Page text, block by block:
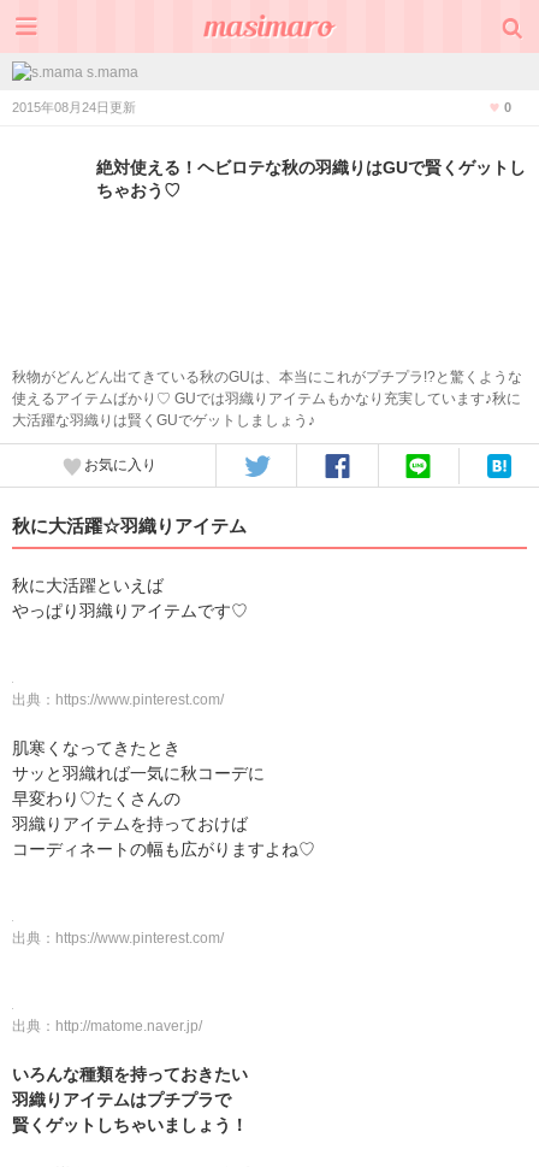
s.mama
2015年08月24日更新 0
絶対使える！ヘビロテな秋の羽織りはGUで賢くゲットし
ちゃおう♡
秋物がどんどん出てきている秋のGUは、本当にこれがプチプラ!?と驚くような
使えるアイテムばかり♡ GUでは羽織りアイテムもかなり充実しています♪秋に
大活躍な羽織りは賢くGUでゲットしましょう♪
お気に入り
秋に大活躍☆羽織りアイテム
秋に大活躍といえば
やっぱり羽織りアイテムです♡
出典： https://www.pinterest.com/
肌寒くなってきたとき
サッと羽織れば一気に秋コーデに
早変わり♡たくさんの
羽織りアイテムを持っておけば
コーディネートの幅も広がりますよね♡
出典： https://www.pinterest.com/
出典： http://matome.naver.jp/
いろんな種類を持っておきたい
羽織りアイテムはプチプラで
賢くゲットしちゃいましょう！